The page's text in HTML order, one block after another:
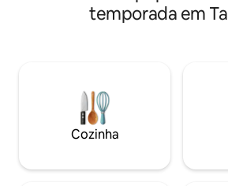
produtos deliciosos e naturais,
caminhadas nas montanhas, uma
aconchegante na vila de Gandzakar
Bem-vindo à nossa acolhedora casa de
hóspedes localizada na bela vila de
Gandzakar. Desfrute de paz, ar fresco
armênia.
temporada em
Cozinha